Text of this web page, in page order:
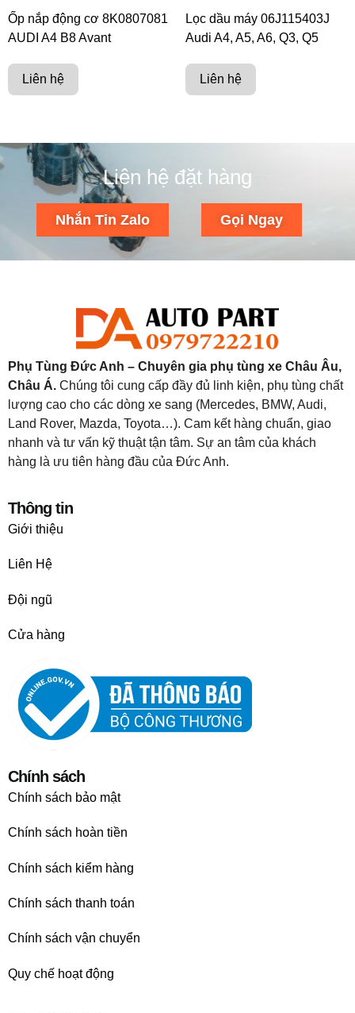
Ốp nắp động cơ 8K0807081
AUDI A4 B8 Avant
Liên hệ
Lọc dầu máy 06J115403J
Audi A4, A5, A6, Q3, Q5
Liên hệ
Liên hệ đặt hàng
Nhắn Tin Zalo Gọi Ngay
Phụ Tùng Đức Anh – Chuyên gia phụ tùng xe Châu Âu,
Châu Á. Chúng tôi cung cấp đầy đủ linh kiện, phụ tùng chất
lượng cao cho các dòng xe sang (Mercedes, BMW, Audi,
Land Rover, Mazda, Toyota…). Cam kết hàng chuẩn, giao
nhanh và tư vấn kỹ thuật tận tâm. Sự an tâm của khách
hàng là ưu tiên hàng đầu của Đức Anh.
Thông tin
Giới thiệu
Liên Hệ
Đội ngũ
Cửa hàng
Chính sách
Chính sách bảo mật
Chính sách hoàn tiền
Chính sách kiểm hàng
Chính sách thanh toán
Chính sách vận chuyển
Quy chế hoạt động